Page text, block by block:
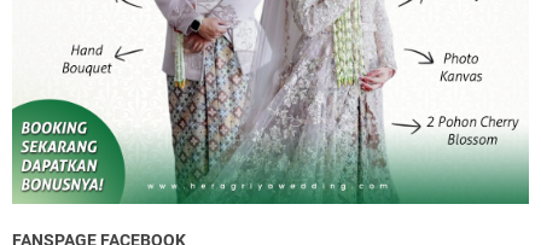
FANSPAGE FACEBOOK